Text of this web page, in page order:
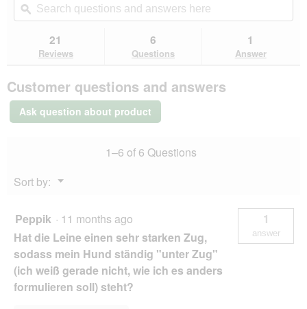
of
Read
for
Comfort
light
kg
navigate
to
reviews.
questions
and
ϙ
21
Reviews
6
Questions
1
Answer
Customer questions and answers
Ask question about product
1–6 of 6 Questions
Sort by:
▼
Menu
Peppik · 11 months ago
Hat die Leine einen sehr starken Zug,
sodass mein Hund ständig "unter Zug"
(ich weiß gerade nicht, wie ich es anders
formulieren soll) steht?
1
answer